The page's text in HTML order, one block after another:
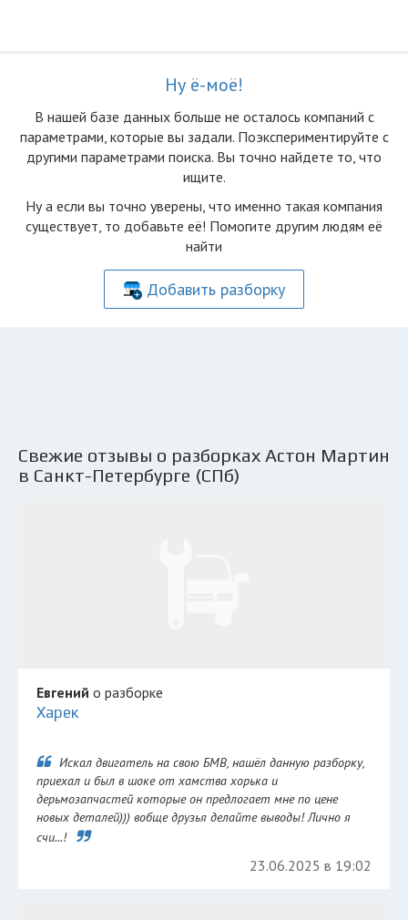
Ну ё-моё!
В нашей базе данных больше не осталоcь компаний с
параметрами, которые вы задали. Поэкспериментируйте с
другими параметрами поиска. Вы точно найдете то, что
ищите.
Ну а если вы точно уверены, что именно такая компания
существует, то добавьте её! Помогите другим людям её
найти
Добавить разборку
Свежие отзывы о разборках Астон Мартин
в Санкт-Петербурге (СПб)
Евгений о разборке
Харек
Искал двигатель на свою БМВ, нашёл данную разборку,
приехал и был в шоке от хамства хорька и
дерьмозапчастей которые он предлогает мне по цене
новых деталей))) вобще друзья делайте выводы! Лично я
счи...!
23.06.2025 в 19:02